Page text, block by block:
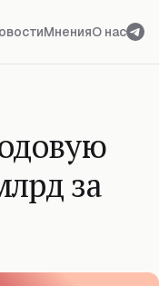
МненияО нас
за